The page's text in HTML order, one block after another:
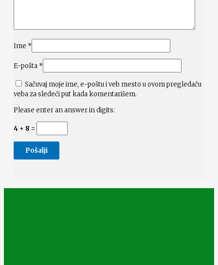
Ime *
E-pošta *
Sačuvaj moje ime, e-poštu i veb mesto u ovom pregledaču
veba za sledeći put kada komentarišem.
Please enter an answer in digits:
4 + 8 =